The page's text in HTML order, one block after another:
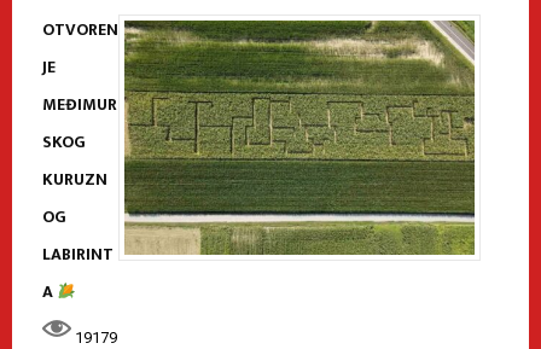
OTVOREN
JE
MEĐIMUR
SKOG
KURUZN
OG
LABIRINT
A
19179